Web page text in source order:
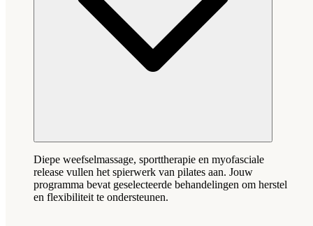
Diepe weefselmassage, sporttherapie en myofasciale
release vullen het spierwerk van pilates aan. Jouw
programma bevat geselecteerde behandelingen om herstel
en flexibiliteit te ondersteunen.